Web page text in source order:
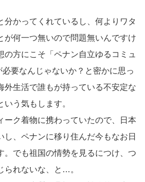
分かってくれているし、何よりワタ
が何一つ無いので問題無いんですけ
の方にこそ「ペナン自立ゆるコミュ
必要なんじゃないか？と密かに思っ
外生活で誰もが持っている不安定な
う気もします。
ーク着物に携わっていたので、日本
し、ペナンに移り住んだ今もなお日
。でも祖国の情勢を見るにつけ、つ
られないな、と…。